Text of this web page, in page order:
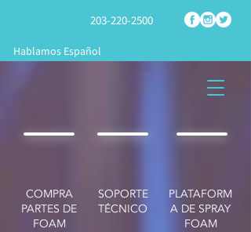
203-220-2500
Hablamos Español
COMPRA
PARTES DE
FOAM
SOPORTE
TÉCNICO
PLATAFORM
A DE SPRAY
FOAM